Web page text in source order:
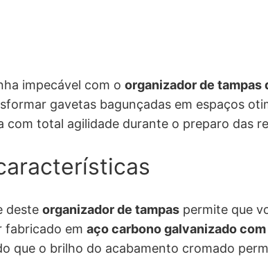
impecável com o organizador de tampas
gavetas bagunçadas em espaços
com total agilidade durante o preparo das
deste organizador de tampas permite que
fabricado em aço carbono galvanizado
que o brilho do acabamento cromado